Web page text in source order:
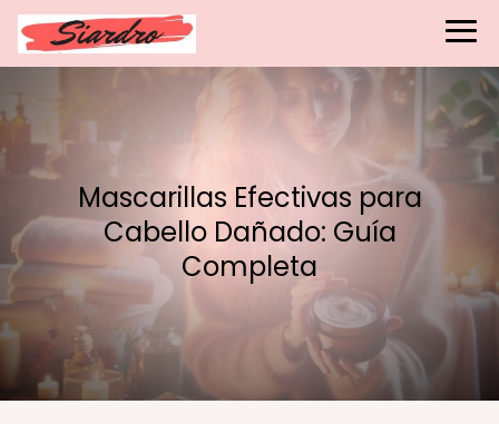
Mascarillas Efectivas para
Cabello Dañado: Guía
Completa